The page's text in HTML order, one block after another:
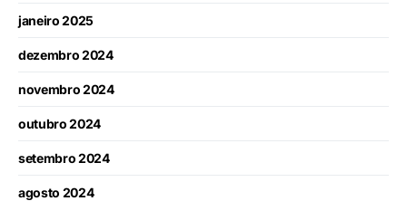
janeiro 2025
dezembro 2024
novembro 2024
outubro 2024
setembro 2024
agosto 2024